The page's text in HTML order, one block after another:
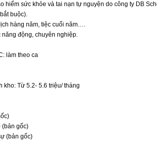
hiểm sức khỏe và tai nạn tự nguyện do công ty DB
buộc).
hàng năm, tiệc cuối năm….
động, chuyên nghiệp.
làm theo ca
kho: Từ 5.2- 5.6 triệu/ tháng
(bản gốc)
(bản gốc)